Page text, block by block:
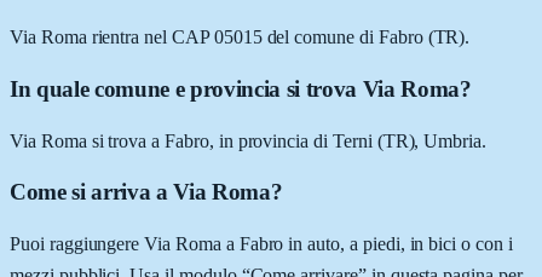
Via Roma rientra nel CAP 05015 del comune di Fabro (TR).
In quale comune e provincia si trova Via Roma?
Via Roma si trova a Fabro, in provincia di Terni (TR), Umbria.
Come si arriva a Via Roma?
Puoi raggiungere Via Roma a Fabro in auto, a piedi, in bici o con i